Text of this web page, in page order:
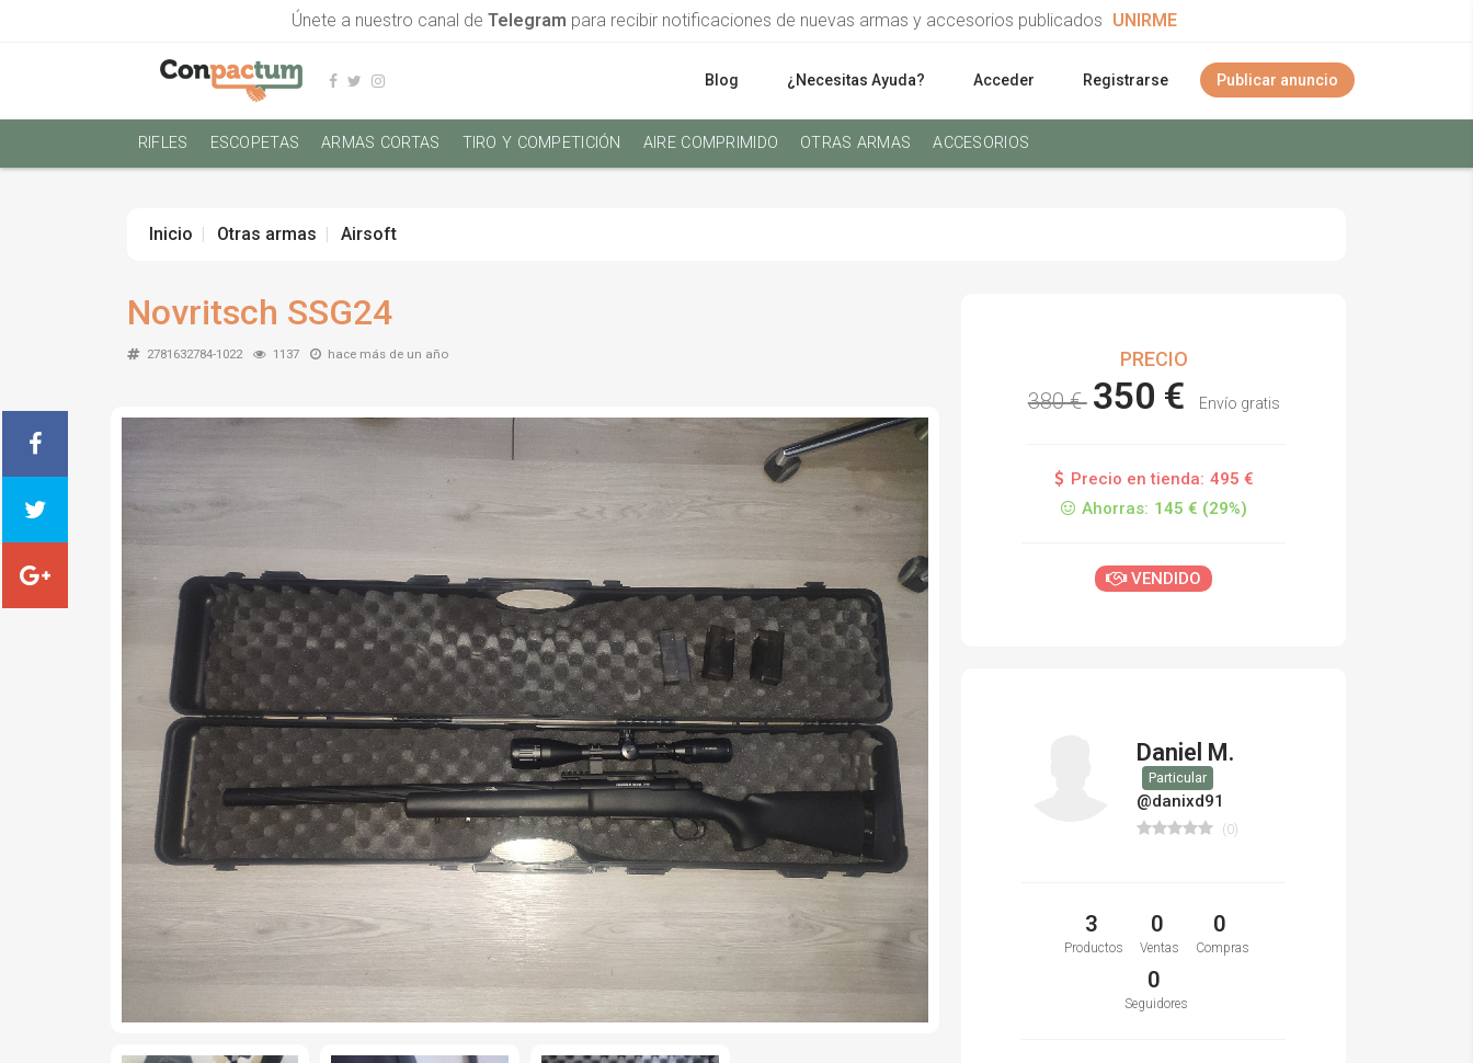
Únete a nuestro canal de Telegram para recibir notificaciones de nuevas armas y accesorios publicados UNIRME
Blog ¿Necesitas Ayuda? Acceder Registrarse Publicar anuncio
RIFLES ESCOPETAS ARMAS CORTAS TIRO Y COMPETICIÓN AIRE COMPRIMIDO OTRAS ARMAS ACCESORIOS
Inicio Otras armas Airsoft
Novritsch SSG24
2781632784-1022 1137 hace más de un año PRECIO
380 € 350 € Envío gratis
Precio en tienda: 495 €
Ahorras: 145 € (29%)
VENDIDO
Daniel M.
Particular
@danixd91
(0)
3
Productos
0
Ventas
0
Compras
0
Seguidores